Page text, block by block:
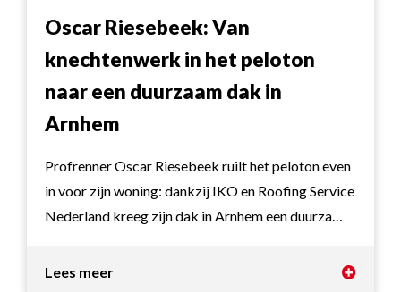
Oscar Riesebeek: Van
knechtenwerk in het peloton
naar een duurzaam dak in
Arnhem
Profrenner Oscar Riesebeek ruilt het peloton even
in voor zijn woning: dankzij IKO en Roofing Service
Nederland kreeg zijn dak in Arnhem een duurza…
Lees meer